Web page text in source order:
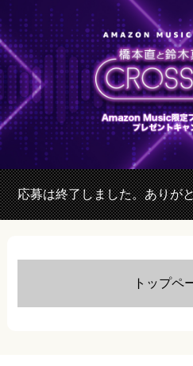
応募は終了しました。ありが
トップペ